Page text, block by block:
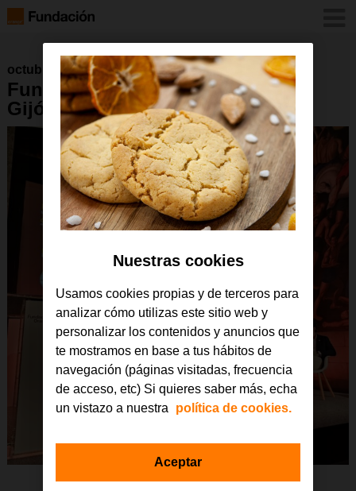
octubre 2023
Fundación Orange – Aniversario
Gijón2
Nuestras cookies
Usamos cookies propias y de terceros para
analizar cómo utilizas este sitio web y
personalizar los contenidos y anuncios que
te mostramos en base a tus hábitos de
navegación (páginas visitadas, frecuencia
de acceso, etc) Si quieres saber más, echa
un vistazo a nuestra
política de cookies.
Aceptar